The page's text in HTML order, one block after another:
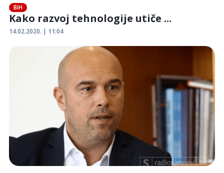
BiH
Kako razvoj tehnologije utiče ...
14.02.2020. | 11:04